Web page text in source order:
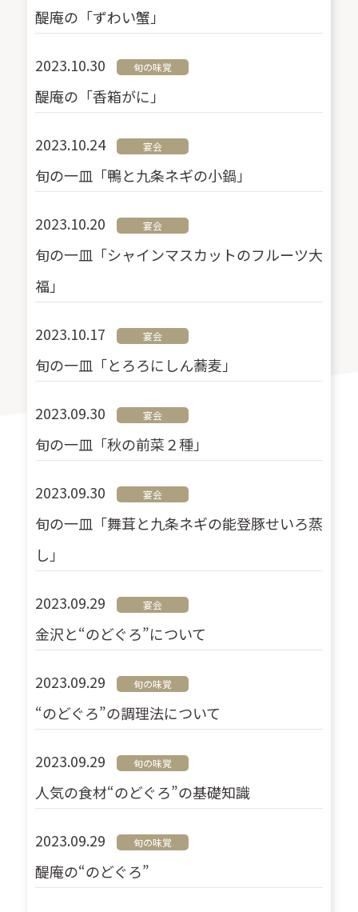
醍庵の「ずわい蟹」
2023.10.30 旬の味覚
醍庵の「香箱がに」
2023.10.24 宴会
旬の一皿「鴨と九条ネギの小鍋」
2023.10.20 宴会
旬の一皿「シャインマスカットのフルーツ大
福」
2023.10.17 宴会
旬の一皿「とろろにしん蕎麦」
2023.09.30 宴会
旬の一皿「秋の前菜２種」
2023.09.30 宴会
旬の一皿「舞茸と九条ネギの能登豚せいろ蒸
し」
2023.09.29 宴会
金沢と“のどぐろ”について
2023.09.29 旬の味覚
“のどぐろ”の調理法について
2023.09.29 旬の味覚
人気の食材“のどぐろ”の基礎知識
2023.09.29 旬の味覚
醍庵の“のどぐろ”